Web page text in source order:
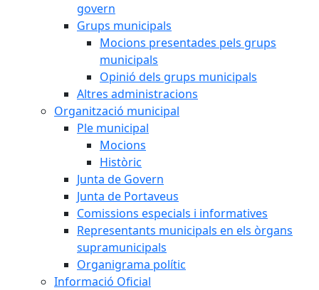
govern
Grups municipals
Mocions presentades pels grups
municipals
Opinió dels grups municipals
Altres administracions
Organització municipal
Ple municipal
Mocions
Històric
Junta de Govern
Junta de Portaveus
Comissions especials i informatives
Representants municipals en els òrgans
supramunicipals
Organigrama polític
Informació Oficial